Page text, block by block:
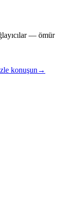
— ömür
konuşun →